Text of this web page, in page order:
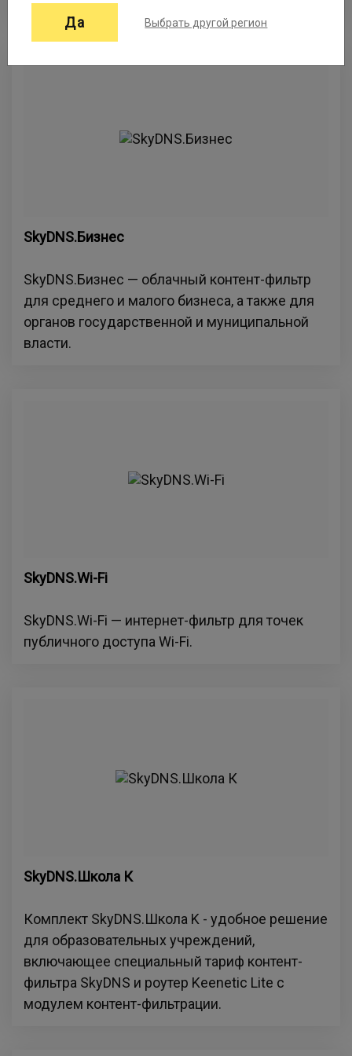
SkyDNS.Бизнес
SkyDNS.Бизнес — облачный контент-фильтр
для среднего и малого бизнеса, а также для
органов государственной и муниципальной
власти.
SkyDNS.Wi-Fi
SkyDNS.Wi-Fi — интернет-фильтр для точек
публичного доступа Wi-Fi.
SkyDNS.Школа К
Комплект SkyDNS.Школа K - удобное решение
для образовательных учреждений,
включающее специальный тариф контент-
фильтра SkyDNS и роутер Keenetic Lite с
модулем контент-фильтрации.
Да Выбрать другой регион